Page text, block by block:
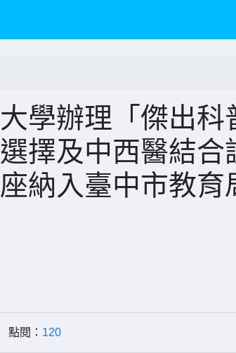
學辦理「傑出科
擇及中西醫結合
納入臺中市教育
點閱： 120